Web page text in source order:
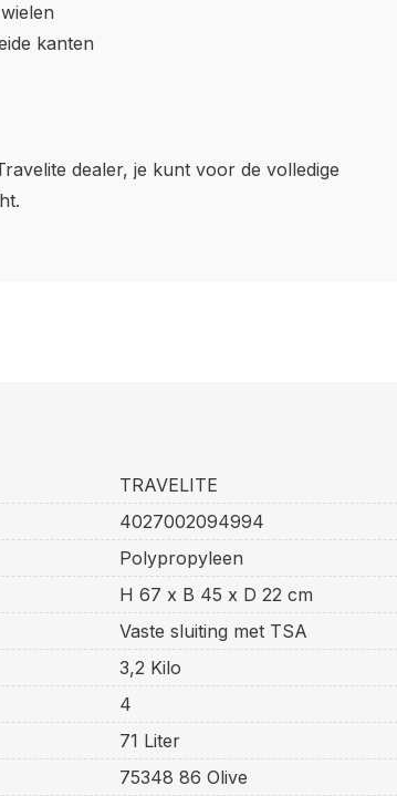
kanten
dealer, je kunt voor de volledige
TRAVELITE
4027002094994
Polypropyleen
H 67 x B 45 x D 22 cm
Vaste sluiting met TSA
3,2 Kilo
4
71 Liter
75348 86 Olive